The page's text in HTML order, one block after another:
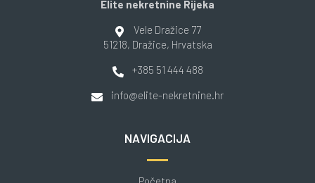
Elite nekretnine Rijeka
Vele Dražice 77
51218, Dražice, Hrvatska
+385 51 444 488
info@elite-nekretnine.hr
NAVIGACIJA